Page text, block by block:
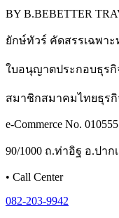
BY B.BEBETTER
ยักษ์ทัวร์ คัดสรรเฉพา
ใบอนุญาตประกอบธุรกิ
สมาชิกสมาคมไทยธุรกิ
e-Commerce No.
90/1000 ถ.ท่าอิฐ อ.ปาก
• Call Center
082-203-9942